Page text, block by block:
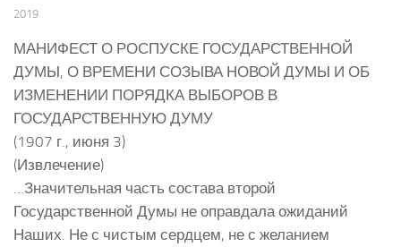
2019
МАНИФЕСТ О РОСПУСКЕ ГОСУДАРСТВЕННОЙ
ДУМЫ, О ВРЕМЕНИ СОЗЫВА НОВОЙ ДУМЫ И ОБ
ИЗМЕНЕНИИ ПОРЯДКА ВЫБОРОВ В
ГОСУДАРСТВЕННУЮ ДУМУ
(1907 г., июня 3)
(Извлечение)
…Значительная часть состава второй
Государственной Думы не оправдала ожиданий
Наших. Не с чистым сердцем, не с желанием